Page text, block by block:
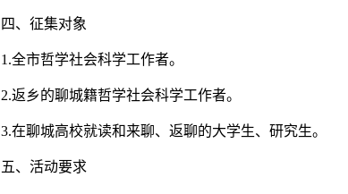
四、征集对象
1.全市哲学社会科学工作者。
2.返乡的聊城籍哲学社会科学工作者。
3.在聊城高校就读和来聊、返聊的大学生、研究生。
五、活动要求